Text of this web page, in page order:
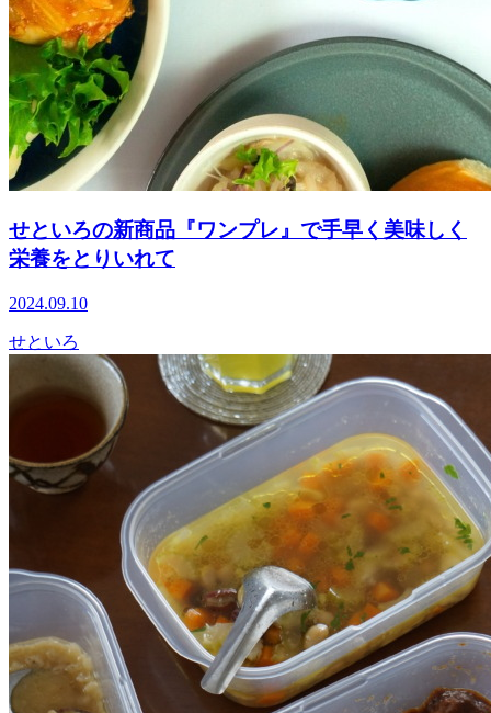
せといろの新商品『ワンプレ』で手早く美味しく
栄養をとりいれて
2024.09.10
せといろ